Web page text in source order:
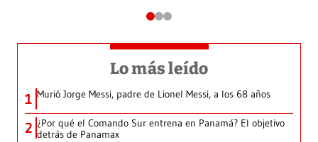
Lo más leído
1 Murió Jorge Messi, padre de Lionel Messi, a los 68 años
2 ¿Por qué el Comando Sur entrena en Panamá? El objetivo
detrás de Panamax